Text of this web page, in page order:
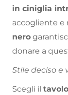
in ciniglia
accogliente e
nero
donare a
Stile deciso e
Scegli il tavolo